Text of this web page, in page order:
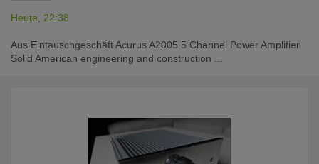
Heute, 22:38
Aus Eintauschgeschäft Acurus A2005 5 Channel Power Amplifier
Solid American engineering and construction ...